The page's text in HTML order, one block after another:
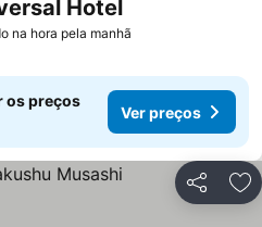
na hora pela manhã
HotelVer preços
os preços
Ver preços
Partilhar